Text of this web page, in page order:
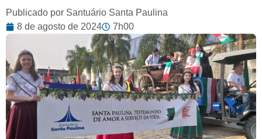
Publicado por Santuário Santa Paulina
8 de agosto de 2024
7h00